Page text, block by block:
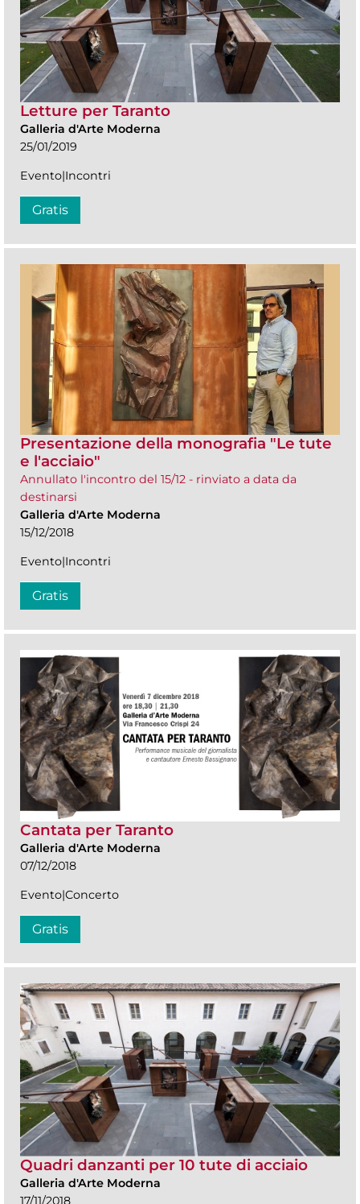
Letture per Taranto
Galleria d'Arte Moderna
25/01/2019
Evento|Incontri
Gratis
Presentazione della monografia "Le tute
e l'acciaio"
Annullato l'incontro del 15/12 - rinviato a data da
destinarsi
Galleria d'Arte Moderna
15/12/2018
Evento|Incontri
Gratis
Cantata per Taranto
Galleria d'Arte Moderna
07/12/2018
Evento|Concerto
Gratis
Quadri danzanti per 10 tute di acciaio
Galleria d'Arte Moderna